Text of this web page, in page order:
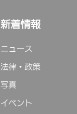
新着情報
ニュース
法律・政策
写真
イベント